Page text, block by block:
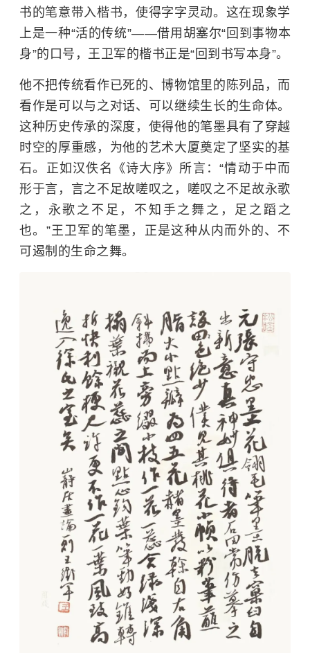
书的笔意带入楷书，使得字字灵动。这在现象学
上是一种“活的传统”——借用胡塞尔“回到事物本
身”的口号，王卫军的楷书正是“回到书写本身”。
他不把传统看作已死的、博物馆里的陈列品，而
看作是可以与之对话、可以继续生长的生命体。
这种历史传承的深度，使得他的笔墨具有了穿越
时空的厚重感，为他的艺术大厦奠定了坚实的基
石。正如汉佚名《诗大序》所言：“情动于中而
形于言，言之不足故嗟叹之，嗟叹之不足故永歌
之，永歌之不足，不知手之舞之，足之蹈之
也。”王卫军的笔墨，正是这种从内而外的、不
可遏制的生命之舞。